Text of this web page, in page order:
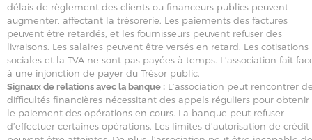
délais de règlement des clients ou financeurs publics peuvent
augmenter, affectant la trésorerie. Les paiements des factures
peuvent être retardés, et les fournisseurs peuvent refuser des
livraisons. Les salaires peuvent être versés en retard. Les cotisations
sociales et la TVA ne sont pas payées à temps. L’association fait
à une injonction de payer du Trésor public.
Signaux de relations avec la banque : L’association peut rencontrer
difficultés financières nécessitant des appels réguliers pour obtenir
le paiement des opérations en cours. La banque peut refuser
d’effectuer certaines opérations. Les limites d’autorisation de crédit